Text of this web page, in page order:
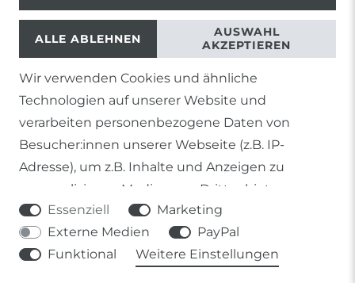
1) Gilt nicht für Sendungen mit Futterinsekten,
Lebendpflanzen, Frostfutter oder lebende Tiere, sowie
Lieferungen per Spedition
2) gilt für sofort lieferbare Artikel und Produkte die keine
gesonderte Versandregelung besitzen.
Prozentangaben von Sonderangeboten auf die Ersparnis
gegenüber der UVP des Herstellers.
Wir verwenden Cookies und ähnliche
Technologien auf unserer Website und
verarbeiten personenbezogene Daten von
Besucher:innen unserer Webseite (z.B. IP-
Adresse), um z.B. Inhalte und Anzeigen zu
personalisieren, Medien von Drittanbietern
einzubinden oder Zugriffe auf unsere Website zu
analysieren. Die Datenverarbeitung erfolgt erst
durch gesetzte Cookies. Wir teilen diese Daten
Essenziell
Marketing
Externe Medien
PayPal
Funktional
Weitere Einstellungen
ALLE ABLEHNEN
AUSWAHL
AKZEPTIEREN